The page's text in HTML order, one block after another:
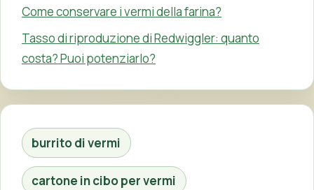
Come conservare i vermi della farina?
Tasso di riproduzione di Redwiggler: quanto
costa? Puoi potenziarlo?
burrito di vermi
cartone in cibo per vermi